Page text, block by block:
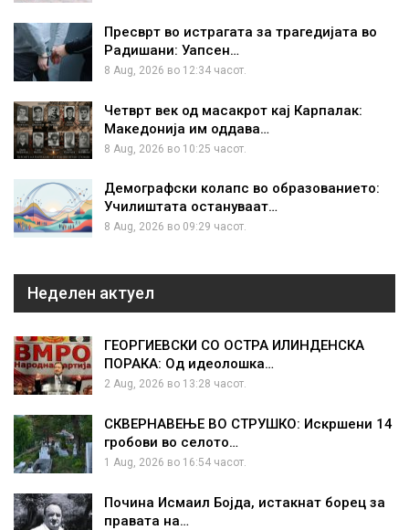
Пресврт во истрагата за трагедијата во
Радишани: Уапсен…
8 Aug, 2026 во 12:34 часот.
Четврт век од масакрот кај Карпалак:
Македонија им оддава…
8 Aug, 2026 во 10:25 часот.
Демографски колапс во образованието:
Училиштата остануваат…
8 Aug, 2026 во 09:29 часот.
Неделен актуел
ГЕОРГИЕВСКИ СО ОСТРА ИЛИНДЕНСКА
ПОРАКА: Од идеолошка…
2 Aug, 2026 во 13:28 часот.
СКВЕРНАВЕЊЕ ВО СТРУШКО: Искршени 14
гробови во селото…
1 Aug, 2026 во 16:54 часот.
Почина Исмаил Бојда, истакнат борец за
правата на…